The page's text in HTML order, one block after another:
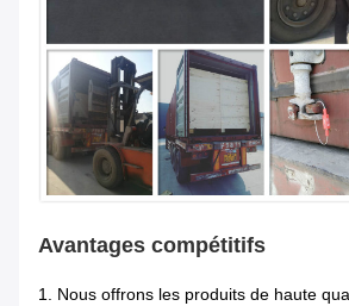
Avantages compétitifs
1. Nous offrons les produits de haute